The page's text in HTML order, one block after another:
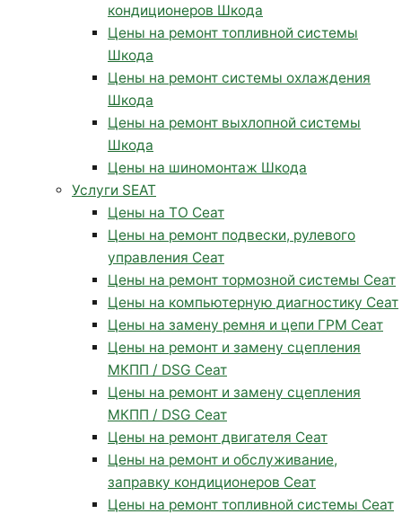
кондиционеров Шкода
Цены на ремонт топливной системы
Шкода
Цены на ремонт системы охлаждения
Шкода
Цены на ремонт выхлопной системы
Шкода
Цены на шиномонтаж Шкода
Услуги SEAT
Цены на ТО Сеат
Цены на ремонт подвески, рулевого
управления Сеат
Цены на ремонт тормозной системы Сеат
Цены на компьютерную диагностику Сеат
Цены на замену ремня и цепи ГРМ Сеат
Цены на ремонт и замену сцепления
МКПП / DSG Сеат
Цены на ремонт и замену сцепления
МКПП / DSG Сеат
Цены на ремонт двигателя Сеат
Цены на ремонт и обслуживание,
заправку кондиционеров Сеат
Цены на ремонт топливной системы Сеат